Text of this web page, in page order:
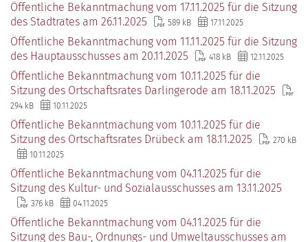
Öffentliche Bekanntmachung vom 17.11.2025 für die Sitzung
des Stadtrates am 26.11.2025
589 kB 17.11.2025
Öffentliche Bekanntmachung vom 11.11.2025 für die Sitzung
des Hauptausschusses am 20.11.2025
418 kB 12.11.2025
Öffentliche Bekanntmachung vom 10.11.2025 für die
Sitzung des Ortschaftsrates Darlingerode am 18.11.2025
294 kB 10.11.2025
Öffentliche Bekanntmachung vom 10.11.2025 für die
Sitzung des Ortschaftsrates Drübeck am 18.11.2025
270 kB
10.11.2025
Öffentliche Bekanntmachung vom 04.11.2025 für die
Sitzung des Kultur- und Sozialausschusses am 13.11.2025
376 kB 04.11.2025
Öffentliche Bekanntmachung vom 04.11.2025 für die
Sitzung des Bau-, Ordnungs- und Umweltausschusses am